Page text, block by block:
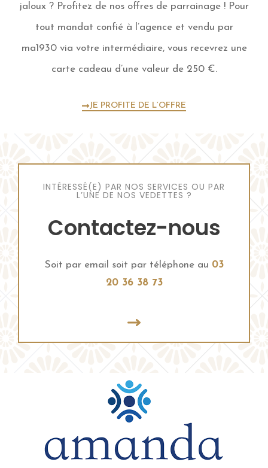
jaloux ? Profitez de nos offres de parrainage ! Pour
tout mandat confié à l’agence et vendu par
ma1930 via votre intermédiaire, vous recevrez une
carte cadeau d’une valeur de 250 €.
JE PROFITE DE L’OFFRE
INTÉRESSÉ(E) PAR NOS SERVICES OU PAR
L’UNE DE NOS VEDETTES ?
Contactez-nous
Soit par email soit par téléphone au 03
20 36 38 73